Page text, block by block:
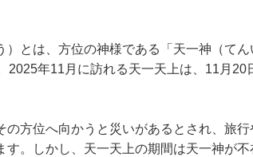
とは、方位の神様である「天一神（てん
2025年11月に訪れる天一天上は、11月20
の方位へ向かうと災いがあるとされ、旅
す。しかし、天一天上の期間は天一神が